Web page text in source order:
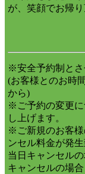
が、笑顔でお帰
※安全予約制と
(お客様とのお時
から)
※ご予約の変更に
し上げます。
※ご新規のお客様
ンセル料金が発生
当日キャンセル
キャンセルの場